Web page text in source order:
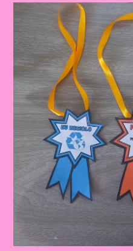
De
Papel
Higiênico
E
Leque
De
Papel
Colorido